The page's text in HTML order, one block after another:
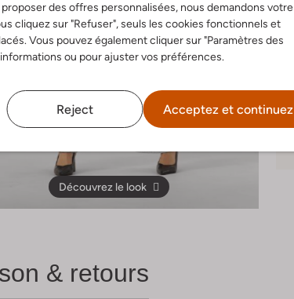
des offres personnalisées, nous demandons votre
cliquez sur "Refuser", seuls les cookies fonctionnels et
Vous pouvez également cliquer sur "Paramètres des
ou pour ajuster vos préférences.
Reject Acceptez et continuez
Découvrez le look
& retours